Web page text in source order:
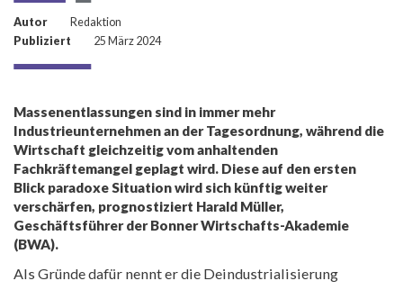
Autor
Redaktion
Publiziert
25 März 2024
Massenentlassungen sind in immer mehr
Industrieunternehmen an der Tagesordnung, während die
Wirtschaft gleichzeitig vom anhaltenden
Fachkräftemangel geplagt wird. Diese auf den ersten
Blick paradoxe Situation wird sich künftig weiter
verschärfen, prognostiziert Harald Müller,
Geschäftsführer der Bonner Wirtschafts-Akademie
(BWA).
Als Gründe dafür nennt er die Deindustrialisierung